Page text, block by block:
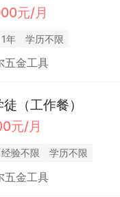
元/月
1年 学历不限
五金工具
（工作餐）
元/月
经验不限 学历不限
五金工具